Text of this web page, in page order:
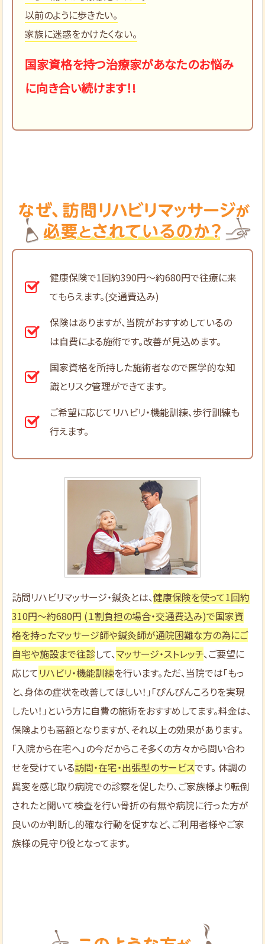
以前のように歩きたい。
家族に迷惑をかけたくない。
国家資格を持つ治療家があなたのお悩み
に向き合い続けます！!
健康保険で1回約390円～約680円で往療に来
てもらえます。(交通費込み)
保険はありますが、当院がおすすめしているの
は自費による施術です。改善が見込めます。
国家資格を所持した施術者なので医学的な知
識とリスク管理ができてます。
ご希望に応じてリハビリ・機能訓練、歩行訓練も
行えます。
訪問リハビリマッサージ・鍼灸とは、健康保険を使って1回約
310円～約680円 (１割負担の場合・交通費込み)で国家資
格を持ったマッサージ師や鍼灸師が通院困難な方の為にご
自宅や施設まで往診して、マッサージ・ストレッチ、ご要望に
応じてリハビリ・機能訓練を行います。ただ、当院では「もっ
と、身体の症状を改善してほしい！」「ぴんぴんころりを実現
したい！」という方に自費の施術をおすすめしてます。料金は、
保険よりも高額となりますが、それ以上の効果があります。
「入院から在宅へ」の今だからこそ多くの方々から問い合わ
せを受けている訪問・在宅・出張型のサービスです。 体調の
異変を感じ取り病院での診察を促したり、ご家族様より転倒
されたと聞いて検査を行い骨折の有無や病院に行った方が
良いのか判断し的確な行動を促すなど、ご利用者様やご家
族様の見守り役となってます。